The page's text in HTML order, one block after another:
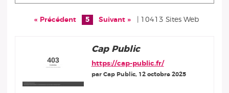
« Précédent 5 Suivant » | 10413 Sites Web
Cap Public
https://cap-public.fr/
par Cap Public, 12 octobre 2025